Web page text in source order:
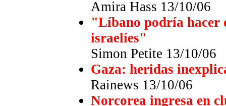
Amira Hass 13/10/06
"Líbano podría hacer
israelíes"
Simon Petite 13/10/06
Gaza: heridas
Rainews 13/10/06
Norcorea ingresa en